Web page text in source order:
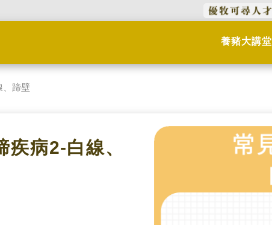
養豬大講堂
、蹄壁
病2-白線、